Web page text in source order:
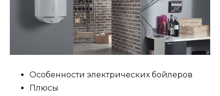
Особенности электрических бойлеров
Плюсы